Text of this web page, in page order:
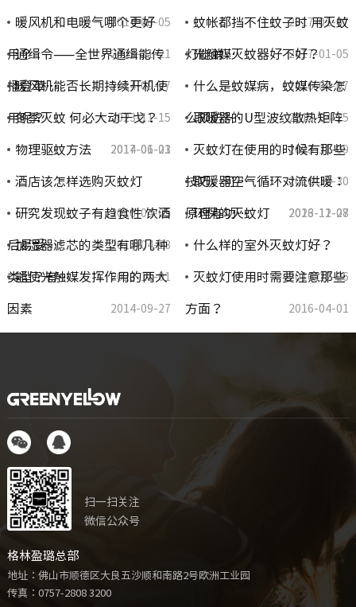
2014-08-05 2017-01-07
暖风机和电暖气哪个更好
用？ 2023-11-21
蚊帐都挡不住蚊子时 用灭蚊
灯能消… 2017-01-05
通缉令——全世界通缉能传
播登革… 2014-09-27
光触媒灭蚊器好不好？
2016-04-07
暖风机能否长期持续开机使
用呢？ 2023-11-15
什么是蚊媒病，蚊媒传染怎
么预防?… 2015-04-25
冬季灭蚊 何必大动干戈？
2017-01-03
取暖器的U型波纹散热矩阵
2023-11-09
物理驱蚊方法 2014-06-21 灭蚊灯在使用的时候有那些
技巧，可… 2016-12-30
酒店该怎样选购灭蚊灯
2016-04-05
取暖器空气循环对流供暖：
原理与功… 2023-11-07
研究发现蚊子有趋食性 饮酒
后易受… 2015-04-23
环保的灭蚊灯 2016-12-28
加湿器滤芯的类型有哪几种
类型？有… 2023-11-01
什么样的室外灭蚊灯好？
2016-12-26
能使光触媒发挥作用的两大
因素 2014-09-27
灭蚊灯使用时需要注意那些
方面？ 2016-04-01
扫一扫关注
微信公众号
格林盈璐总部
地址：佛山市顺德区大良五沙顺和南路2号欧洲工业园
传真：0757-2808 3200